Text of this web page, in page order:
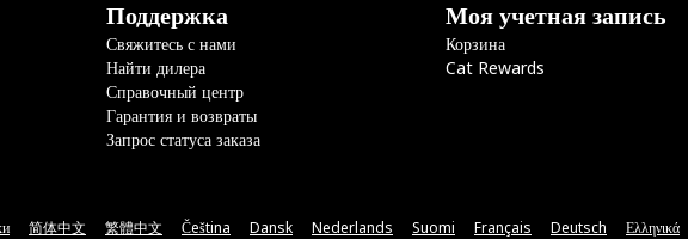
Поддержка
Свяжитесь с нами
Найти дилера
Справочный центр
Гарантия и возвраты
Запрос статуса заказа
Моя учетная запись
Корзина
Cat Rewards
简体中文 繁體中文 Čeština Dansk Nederlands Suomi Français Deutsch Ελληνικά